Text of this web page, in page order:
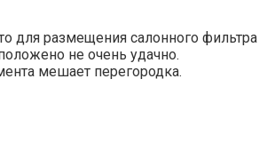
для размещения салонного фильтра
не очень удачно.
мешает перегородка.